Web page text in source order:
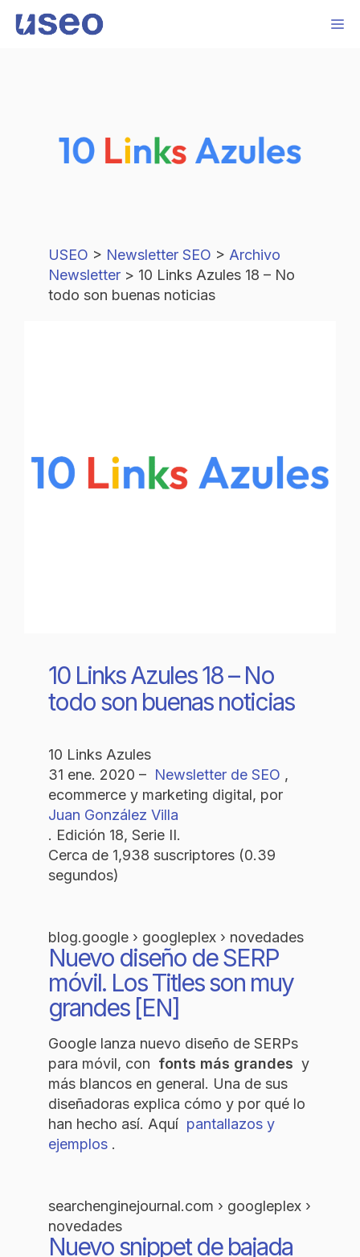
USEO > Newsletter SEO > Archivo
Newsletter > 10 Links Azules 18 – No
todo son buenas noticias
10 Links Azules 18 – No
todo son buenas noticias
10 Links Azules
31 ene. 2020 – Newsletter de SEO ,
ecommerce y marketing digital, por
Juan González Villa
. Edición 18, Serie II.
Cerca de 1,938 suscriptores (0.39
segundos)
blog.google › googleplex › novedades
Nuevo diseño de SERP
móvil. Los Titles son muy
grandes [EN]
Google lanza nuevo diseño de SERPs
para móvil, con fonts más grandes y
más blancos en general. Una de sus
diseñadoras explica cómo y por qué lo
han hecho así. Aquí pantallazos y
ejemplos .
searchenginejournal.com › googleplex ›
novedades
Nuevo snippet de bajada